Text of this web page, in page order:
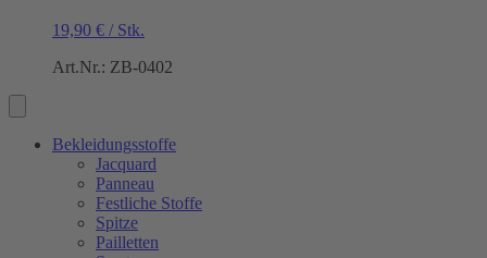
19,90 € / Stk.
Art.Nr.: ZB-0402
Bekleidungsstoffe
Jacquard
Panneau
Festliche Stoffe
Spitze
Pailletten